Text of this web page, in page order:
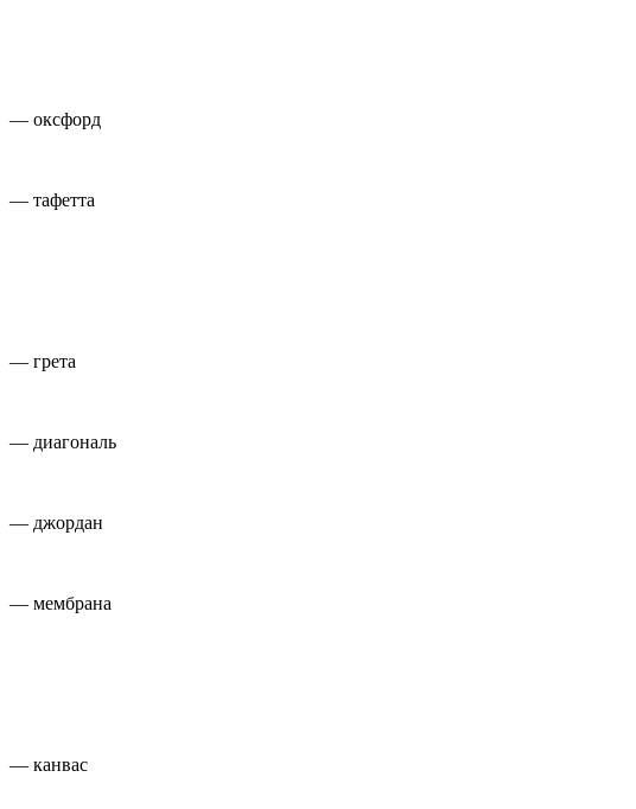
— оксфорд
— тафетта
— грета
— диагональ
— джордан
— мембрана
— канвас